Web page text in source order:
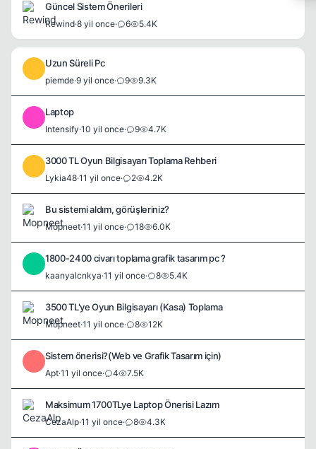
Güncel Sistem Önerileri
Rewind·8 yil once· 6 5.4K
Uzun Süreli Pc
piemde·9 yil once· 9 9.3K
Laptop
Intensify·10 yil once· 9 4.7K
3000 TL Oyun Bilgisayarı Toplama Rehberi
Lykia48·11 yil once· 2 4.2K
Bu sistemi aldım, görüşleriniz?
Mopneet·11 yil once· 18 6.0K
1800-2400 civarı toplama grafik tasarım pc ?
kaanyalcnkya·11 yil once· 8 5.4K
3500 TL'ye Oyun Bilgisayarı (Kasa) Toplama
Mopneet·11 yil once· 8 12K
Sistem önerisi?(Web ve Grafik Tasarım için)
Apt·11 yil once· 4 7.5K
Maksimum 1700TLye Laptop Önerisi Lazım
CezaAlp·11 yil once· 8 4.3K